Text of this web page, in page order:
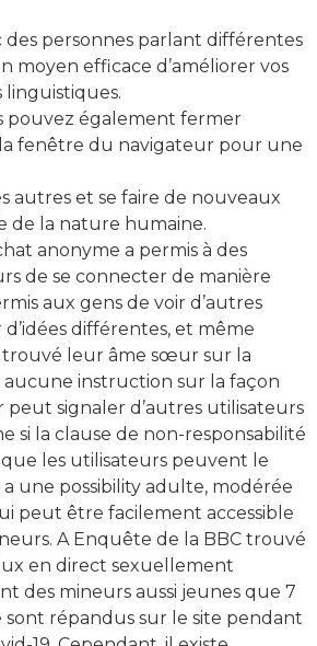
des personnes parlant différentes
moyen efficace d’améliorer vos
pouvez également fermer
fenêtre du navigateur pour une
autres et se faire de nouveaux
de la nature humaine.
anonyme a permis à des
de se connecter de manière
aux gens de voir d’autres
différentes, et même
leur âme sœur sur la
aucune instruction sur la façon
signaler d’autres utilisateurs
si la clause de non-responsabilité
les utilisateurs peuvent le
a une possibility adulte, modérée
peut être facilement accessible
A Enquête de la BBC trouvé
en direct sexuellement
des mineurs aussi jeunes que 7
sont répandus sur le site pendant